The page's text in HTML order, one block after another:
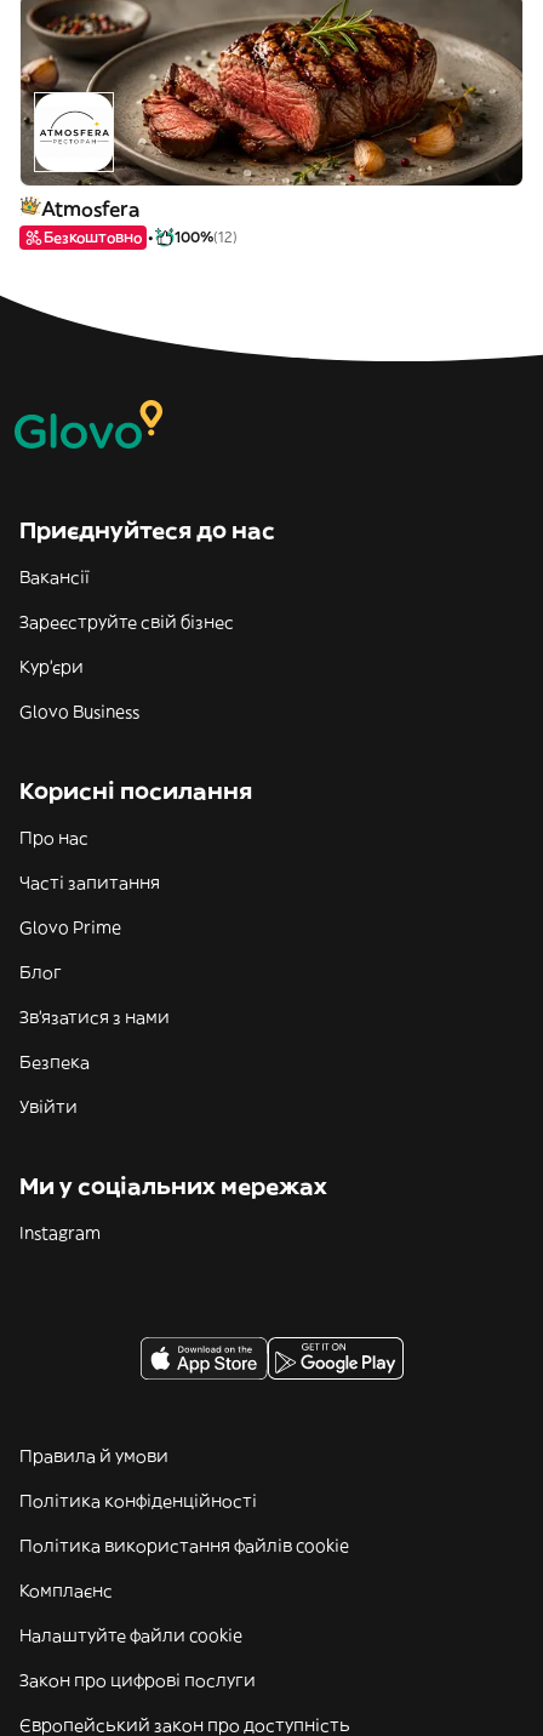
Atmosfera
Безкоштовно 100%(12)
Приєднуйтеся до нас
Вакансії
Зареєструйте свій бізнес
Кур'єри
Glovo Business
Корисні посилання
Про нас
Часті запитання
Glovo Prime
Блог
Зв'язатися з нами
Безпека
Увійти
Ми у соціальних мережах
Instagram
Правила й умови
Політика конфіденційності
Політика використання файлів cookie
Комплаєнс
Налаштуйте файли cookie
Закон про цифрові послуги
Європейський закон про доступність